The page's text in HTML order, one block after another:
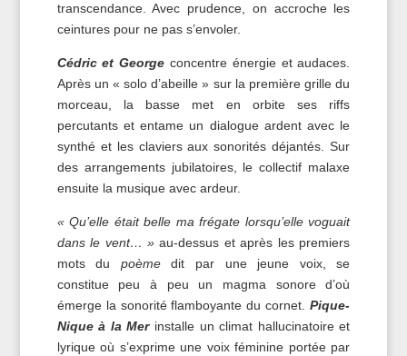
transcendance. Avec prudence, on accroche les
ceintures pour ne pas s’envoler.
Cédric et George concentre énergie et audaces.
Après un « solo d’abeille » sur la première grille du
morceau, la basse met en orbite ses riffs
percutants et entame un dialogue ardent avec le
synthé et les claviers aux sonorités déjantés. Sur
des arrangements jubilatoires, le collectif malaxe
ensuite la musique avec ardeur.
« Qu’elle était belle ma frégate lorsqu’elle voguait
dans le vent… » au-dessus et après les premiers
mots du poèmedit par une jeune voix, se
constitue peu à peu un magma sonore d’où
émerge la sonorité flamboyante du cornet.Pique-
Nique à la Merinstalle un climat hallucinatoire et
lyrique où s’exprime une voix féminine portée par